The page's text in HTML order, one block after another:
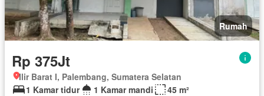
Rumah
Rp 375Jt
Ilir Barat I, Palembang, Sumatera Selatan
1 Kamar tidur
1 Kamar mandi
45 m²